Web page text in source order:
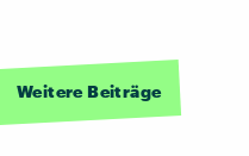
Weitere Beiträge